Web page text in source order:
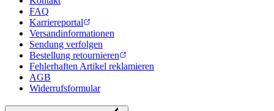
FAQ
Karriereportal
Versandinformationen
Sendung verfolgen
Bestellung retournieren
Fehlerhaften Artikel reklamieren
AGB
Widerrufsformular